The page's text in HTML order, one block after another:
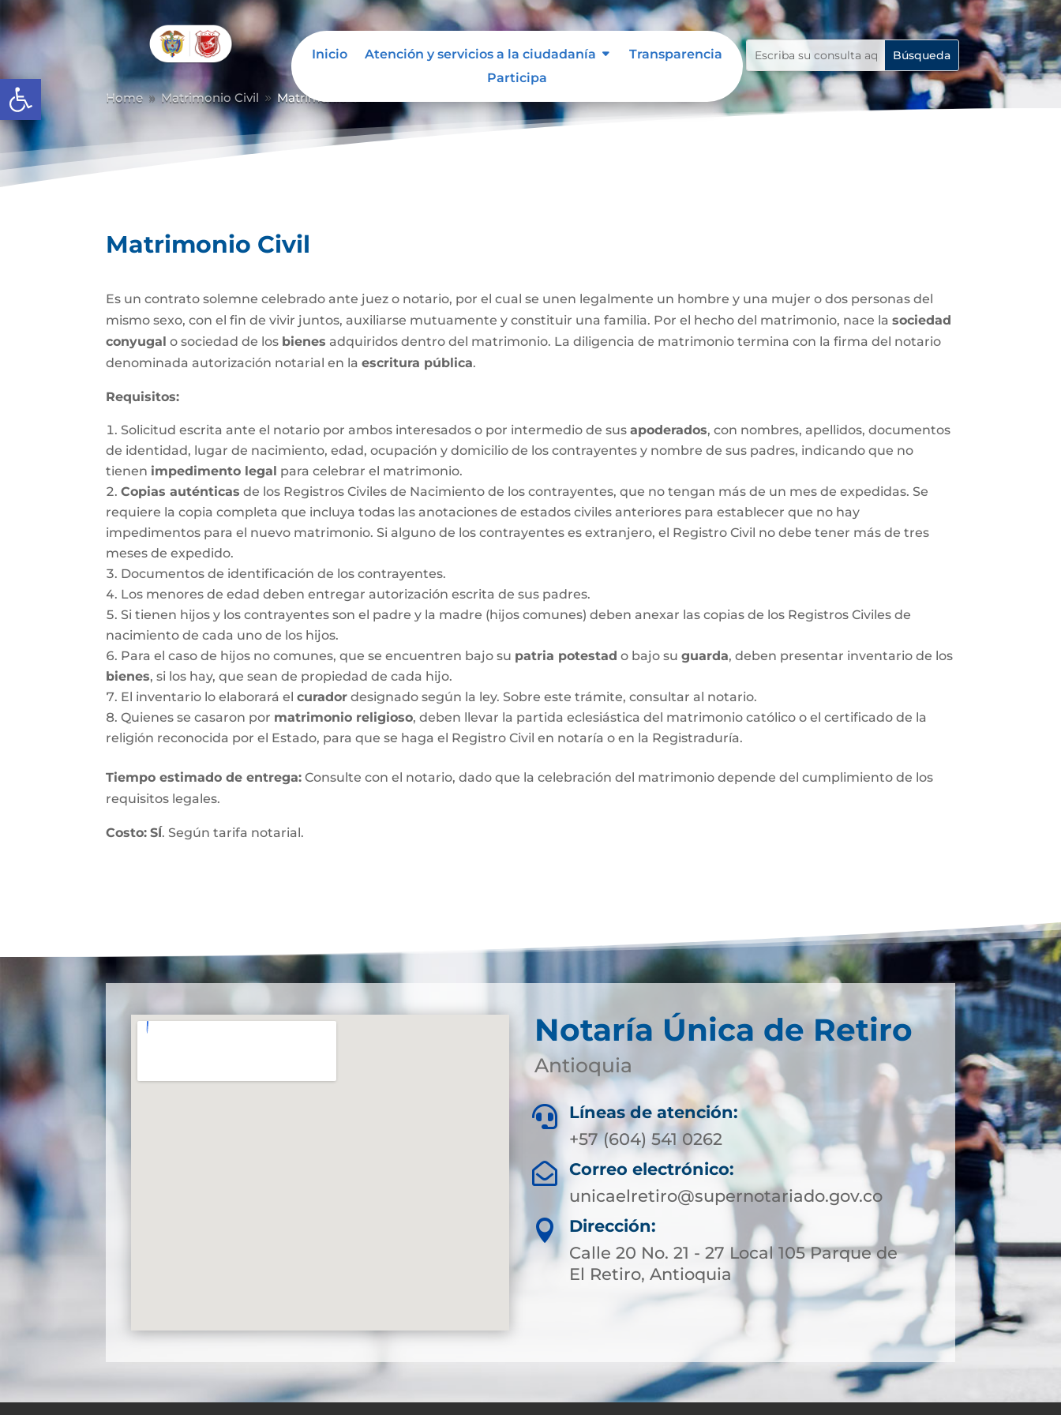
Abrir barra de herramientas
Inicio Atención y servicios a la ciudadanía
Transparencia
Participa
Home 9 Matrimonio Civil 9 Matrimonio Civil
Matrimonio Civil
Es un contrato solemne celebrado ante juez o notario, por el cual se unen legalmente un hombre y una mujer o dos personas del
mismo sexo, con el fin de vivir juntos, auxiliarse mutuamente y constituir una familia. Por el hecho del matrimonio, nace lasociedad
conyugal o sociedad de los bienes adquiridos dentro del matrimonio. La diligencia de matrimonio termina con la firma del notario
denominada autorización notarial en laescritura pública.
Requisitos:
Solicitud escrita ante el notario por ambos interesados o por intermedio de susapoderados, con nombres, apellidos, documentos
de identidad, lugar de nacimiento, edad, ocupación y domicilio de los contrayentes y nombre de sus padres, indicando que no
tienen impedimento legal para celebrar el matrimonio.
Copias auténticas de los Registros Civiles de Nacimiento de los contrayentes, que no tengan más de un mes de expedidas. Se
requiere la copia completa que incluya todas las anotaciones de estados civiles anteriores para establecer que no hay
impedimentos para el nuevo matrimonio. Si alguno de los contrayentes es extranjero, el Registro Civil no debe tener más de tres
meses de expedido.
Documentos de identificación de los contrayentes.
Los menores de edad deben entregar autorización escrita de sus padres.
Si tienen hijos y los contrayentes son el padre y la madre (hijos comunes) deben anexar las copias de los Registros Civiles de
nacimiento de cada uno de los hijos.
Para el caso de hijos no comunes, que se encuentren bajo su patria potestad o bajo suguarda, deben presentar inventario de los
bienes, si los hay, que sean de propiedad de cada hijo.
El inventario lo elaborará elcurador designado según la ley. Sobre este trámite, consultar al notario.
Quienes se casaron por matrimonio religioso, deben llevar la partida eclesiástica del matrimonio católico o el certificado de la
religión reconocida por el Estado, para que se haga el Registro Civil en notaría o en la Registraduría.
Tiempo estimado de entrega: Consulte con el notario, dado que la celebración del matrimonio depende del cumplimiento de los
requisitos legales.
Costo: SÍ. Según tarifa notarial.
Notaría Única de Retiro
Antioquia

Líneas de atención:
+57 (604) 541 0262
 Correo electrónico:
unicaelretiro@supernotariado.gov.co

Dirección:
Calle 20 No. 21 - 27 Local 105 Parque de
El Retiro, Antioquia